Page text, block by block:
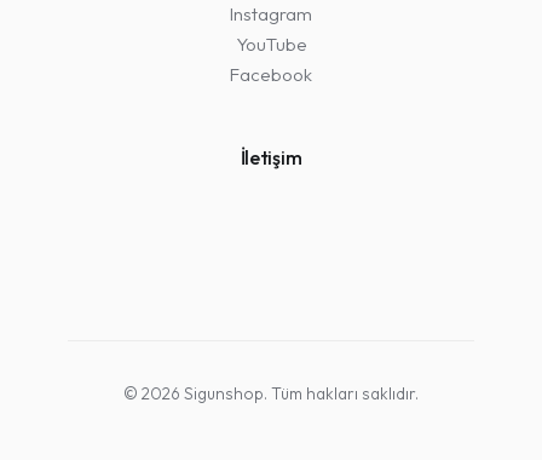
Instagram
YouTube
Facebook
İletişim
© 2026 Sigunshop. Tüm hakları saklıdır.